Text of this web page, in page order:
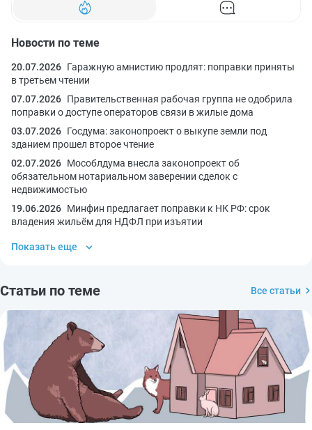
Новости по теме
20.07.2026 Гаражную амнистию продлят: поправки приняты
в третьем чтении
07.07.2026 Правительственная рабочая группа не одобрила
поправки о доступе операторов связи в жилые дома
03.07.2026 Госдума: законопроект о выкупе земли под
зданием прошел второе чтение
02.07.2026 Мособлдума внесла законопроект об
обязательном нотариальном заверении сделок с
недвижимостью
19.06.2026 Минфин предлагает поправки к НК РФ: срок
владения жильём для НДФЛ при изъятии
Показать еще
Статьи по теме Все статьи